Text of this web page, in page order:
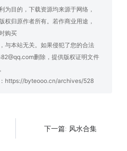
为目的，下载资源均来源于网络，
权归原作者所有。若作商业用途，
购买
与本站无关。如果侵犯了您的合法
删除，提供版权证明文件
https://byteooo.cn/archives/528
下一篇: 风水合集